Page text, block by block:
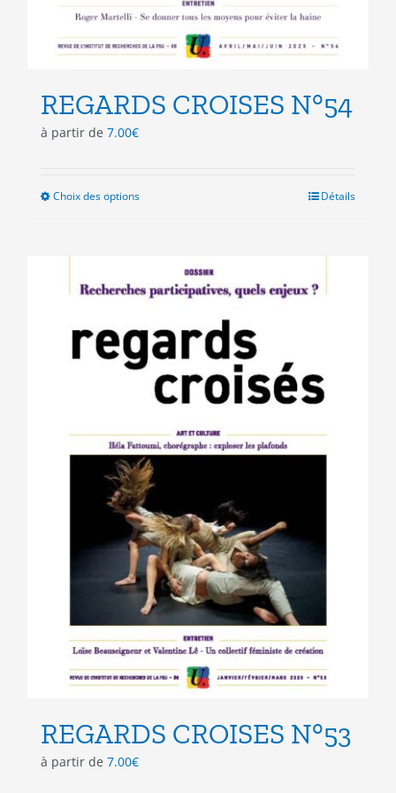
REGARDS CROISES N°54
à partir de 7.00€
Choix des optionsCe
variations.
Les
peuvent
être
choisies
sur
page
du
produit
Détails
REGARDS CROISES N°53
à partir de 7.00€